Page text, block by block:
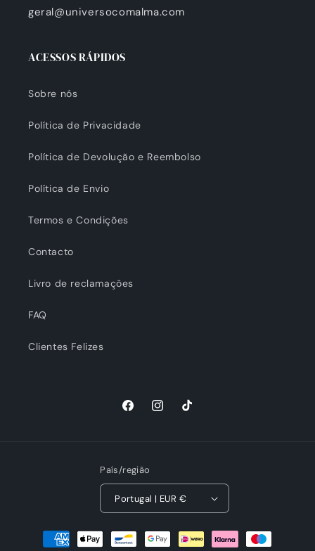
geral@universocomalma.com
ACESSOS RÁPIDOS
Sobre nós
Política de Privacidade
Política de Devolução e Reembolso
Política de Envio
Termos e Condições
Contacto
Livro de reclamações
FAQ
Clientes Felizes
FacebookInstagramTikTok
País/região
Portugal | EUR €
Métodos